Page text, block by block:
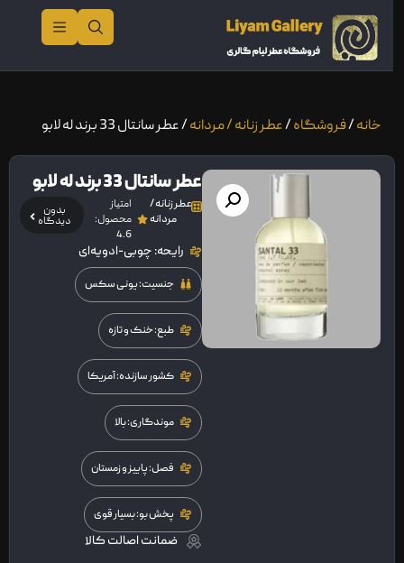
خانه/فروشگاه/عطر زنانه / مردانه/ عطر سانتال 33 برند له لابو
عطر سانتال 33 برند له لابو
عطر زنانه /
مردانه
امتیاز
محصول:
4.6
بدون
دیدگاه
رایحه: چوبی-ادویه‌ای
جنسیت: یونی سکس
طبع: خنک و تازه
کشور سازنده: آمریکا
موندگاری: بالا
فصل: پاییز و زمستان
پخش بو: بسیار قوی
ضمانت اصالت کالا